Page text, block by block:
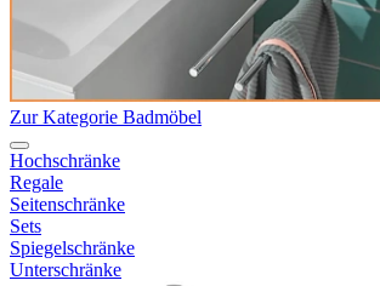
Zur Kategorie Badmöbel
Hochschränke
Regale
Seitenschränke
Sets
Spiegelschränke
Unterschränke